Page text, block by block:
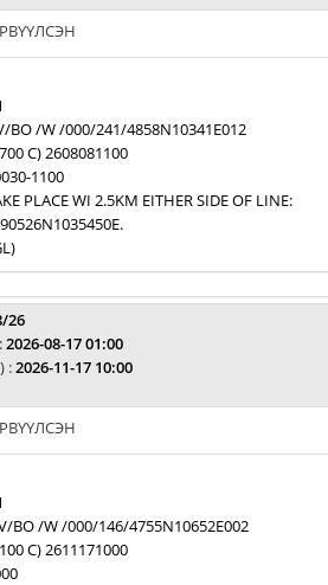
BO /W /000/241/4858N10341E012
C) 2608081100
1100
PLACE WI 2.5KM EITHER SIDE OF LINE:
26
2026-08-17 01:00
:2026-11-17 10:00
BO /W /000/146/4755N10652E002
C) 2611171000